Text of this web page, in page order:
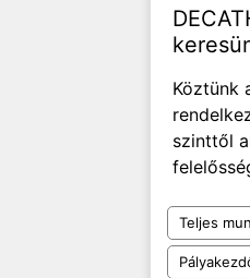
Köztünk
szinttől
Teljes